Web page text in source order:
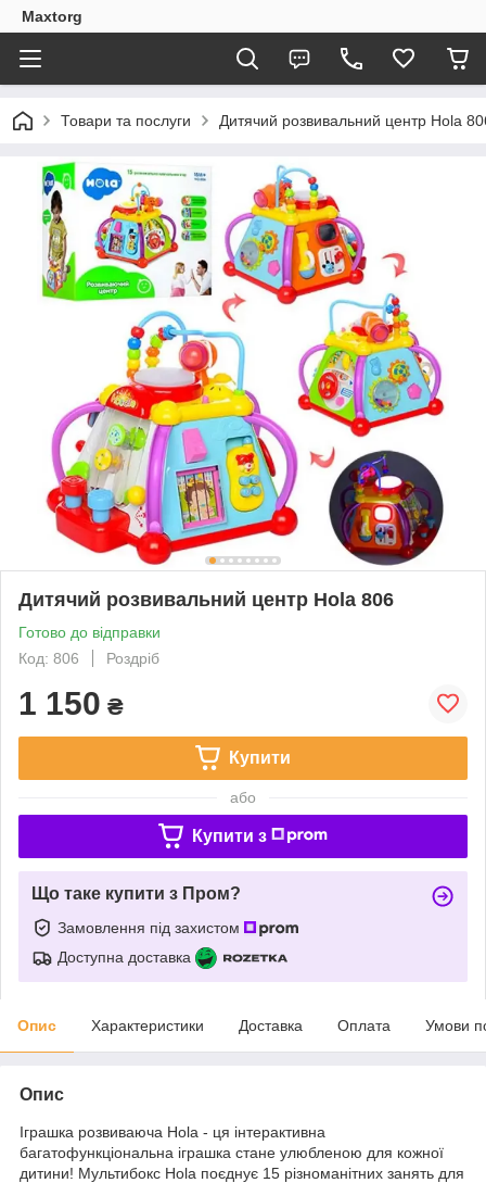
Maxtorg
Товари та послуги Дитячий розвивальний центр Hola
Дитячий розвивальний центр Hola 806
Готово до відправки
Код: 806
Роздріб
1 150 ₴
Купити
або
Купити з
Що таке купити з Пром?
Замовлення під захистом
Доступна доставка
Опис Характеристики Доставка Оплата Умови
Опис
Іграшка розвиваюча Hola - ця інтерактивна
багатофункціональна іграшка стане улюбленою для кожної
дитини! Мультибокс Hola поєднує 15 різноманітних занять для